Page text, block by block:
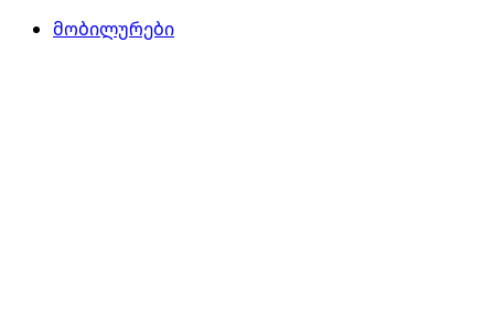
მობილურები